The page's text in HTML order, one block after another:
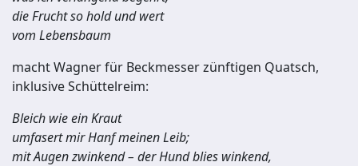
die Frucht so hold und wert
vom Lebensbaum
macht Wagner für Beckmesser zünftigen Quatsch,
inklusive Schüttelreim:
Bleich wie ein Kraut
umfasert mir Hanf meinen Leib;
mit Augen zwinkend – der Hund blies winkend,